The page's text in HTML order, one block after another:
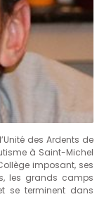
des Ardents de
à Saint-Michel
imposant, ses
les grands camps
se terminent dans